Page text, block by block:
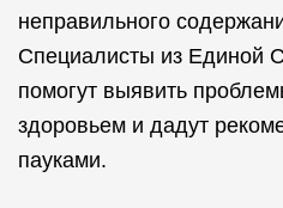
неправильного
Специалисты из Единой
помогут выявить
здоровьем и дадут
пауками.